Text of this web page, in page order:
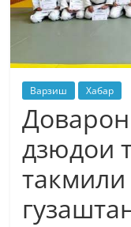
Варзиш Хабар
дзюдои
такмили